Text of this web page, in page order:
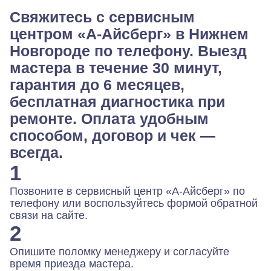
Свяжитесь с сервисным
центром «А-Айсберг» в Нижнем
Новгороде по телефону. Выезд
мастера в течение 30 минут,
гарантия до 6 месяцев,
бесплатная диагностика при
ремонте. Оплата удобным
способом, договор и чек —
всегда.
1
Позвоните в сервисный центр «А-Айсберг» по
телефону или воспользуйтесь формой обратной
связи на сайте.
2
Опишите поломку менеджеру и согласуйте
время приезда мастера.